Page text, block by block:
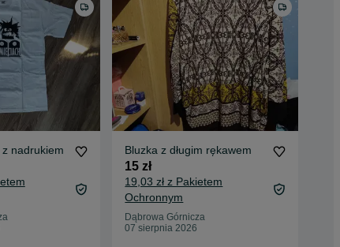
z nadrukiem Bluzka z długim rękawem
15 zł
19,03 zł z Pakietem
Ochronnym
Dąbrowa Górnicza
07 sierpnia 2026